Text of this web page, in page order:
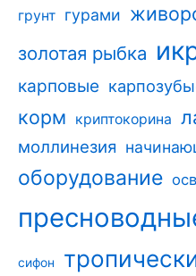
грунт гурами
золотая рыбка
карповые
корм криптокорина
моллинезия
оборудование
сифон